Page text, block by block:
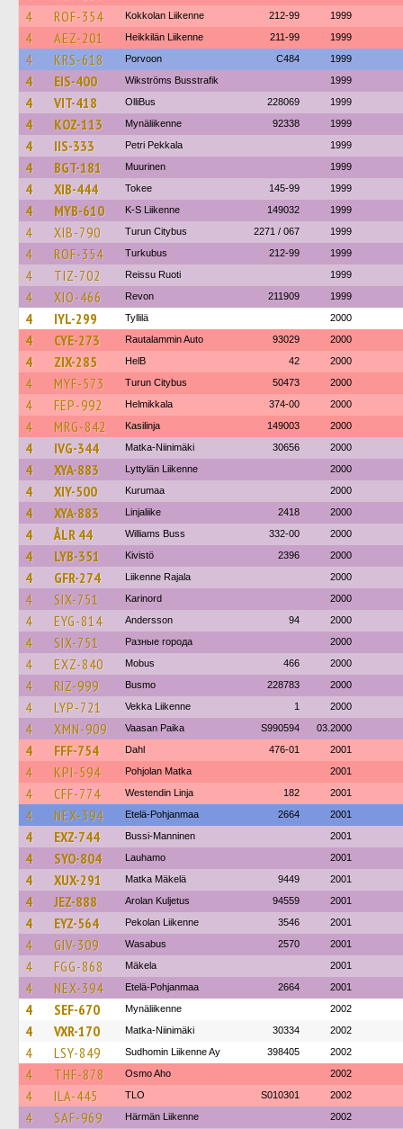
4
ROF-354 Kokkolan Liikenne 212-99 1999
4 AEZ-201 Heikkilän Liikenne 211-99 1999
4 KRS-618 Porvoon C484 1999
4 EIS-400 Wikströms Busstrafik 1999
4 VIT-418 OlliBus 228069 1999
4 KOZ-113 Mynäliikenne 92338 1999
4 IIS-333 Petri Pekkala 1999
4 BGT-181 Muurinen 1999
4 XIB-444 Tokee 145-99 1999
4 MYB-610 K-S Liikenne 149032 1999
4 XIB-790 Turun Citybus 2271 / 067 1999
4 ROF-354 Turkubus 212-99 1999
4 TIZ-702 Reissu Ruoti 1999
4 XIO-466 Revon 211909 1999
4 IYL-299 Tyllilä 2000
4 CYE-273 Rautalammin Auto 93029 2000
4 ZIX-285 HelB 42 2000
4 MYF-573 Turun Citybus 50473 2000
4 FEP-992 Helmikkala 374-00 2000
4 MRG-842 Kasilinja 149003 2000
4 IVG-344 Matka-Niinimäki 30656 2000
4 XYA-883 Lyttylän Liikenne 2000
4 XIY-500 Kurumaa 2000
4 XYA-883 Linjaliike 2418 2000
4 ÅLR 44 Williams Buss 332-00 2000
4 LYB-351 Kivistö 2396 2000
4 GFR-274 Liikenne Rajala 2000
4 SIX-751 Karinord 2000
4 EYG-814 Andersson 94 2000
4 SIX-751 Разные города 2000
4 EXZ-840 Mobus 466 2000
4 RIZ-999 Busmo 228783 2000
4 LYP-721 Vekka Liikenne 1 2000
4 XMN-909 Vaasan Paika S990594 03.2000
4 FFF-754 Dahl 476-01 2001
4 KPI-594 Pohjolan Matka 2001
4 CFF-774 Westendin Linja 182 2001
4 NEX-394 Etelä-Pohjanmaa 2664 2001
4 EXZ-744 Bussi-Manninen 2001
4 SYO-804 Lauhamo 2001
4 XUX-291 Matka Mäkelä 9449 2001
4 JEZ-888 Arolan Kuljetus 94559 2001
4 EYZ-564 Pekolan Liikenne 3546 2001
4 GIV-309 Wasabus 2570 2001
4 FGG-868 Mäkela 2001
4 NEX-394 Etelä-Pohjanmaa 2664 2001
4 SEF-670 Mynäliikenne 2002
4 VXR-170 Matka-Niinimäki 30334 2002
4 LSY-849 Sudhomin Liikenne Ay 398405 2002
4 THF-878 Osmo Aho 2002
4 ILA-445 TLO S010301 2002
4 SAF-969 Härmän Liikenne 2002